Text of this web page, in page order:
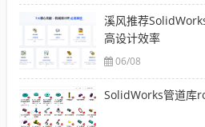
溪风推荐
高设计效率
06/08
SolidWorks管道库